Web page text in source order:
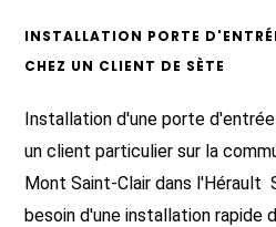
INSTALLATION PORTE
CHEZ UN CLIENT DE SÈTE
Installation d'une porte d'entrée
un client particulier sur la
Mont Saint-Clair dans l'Hérault
besoin d'une installation rapide